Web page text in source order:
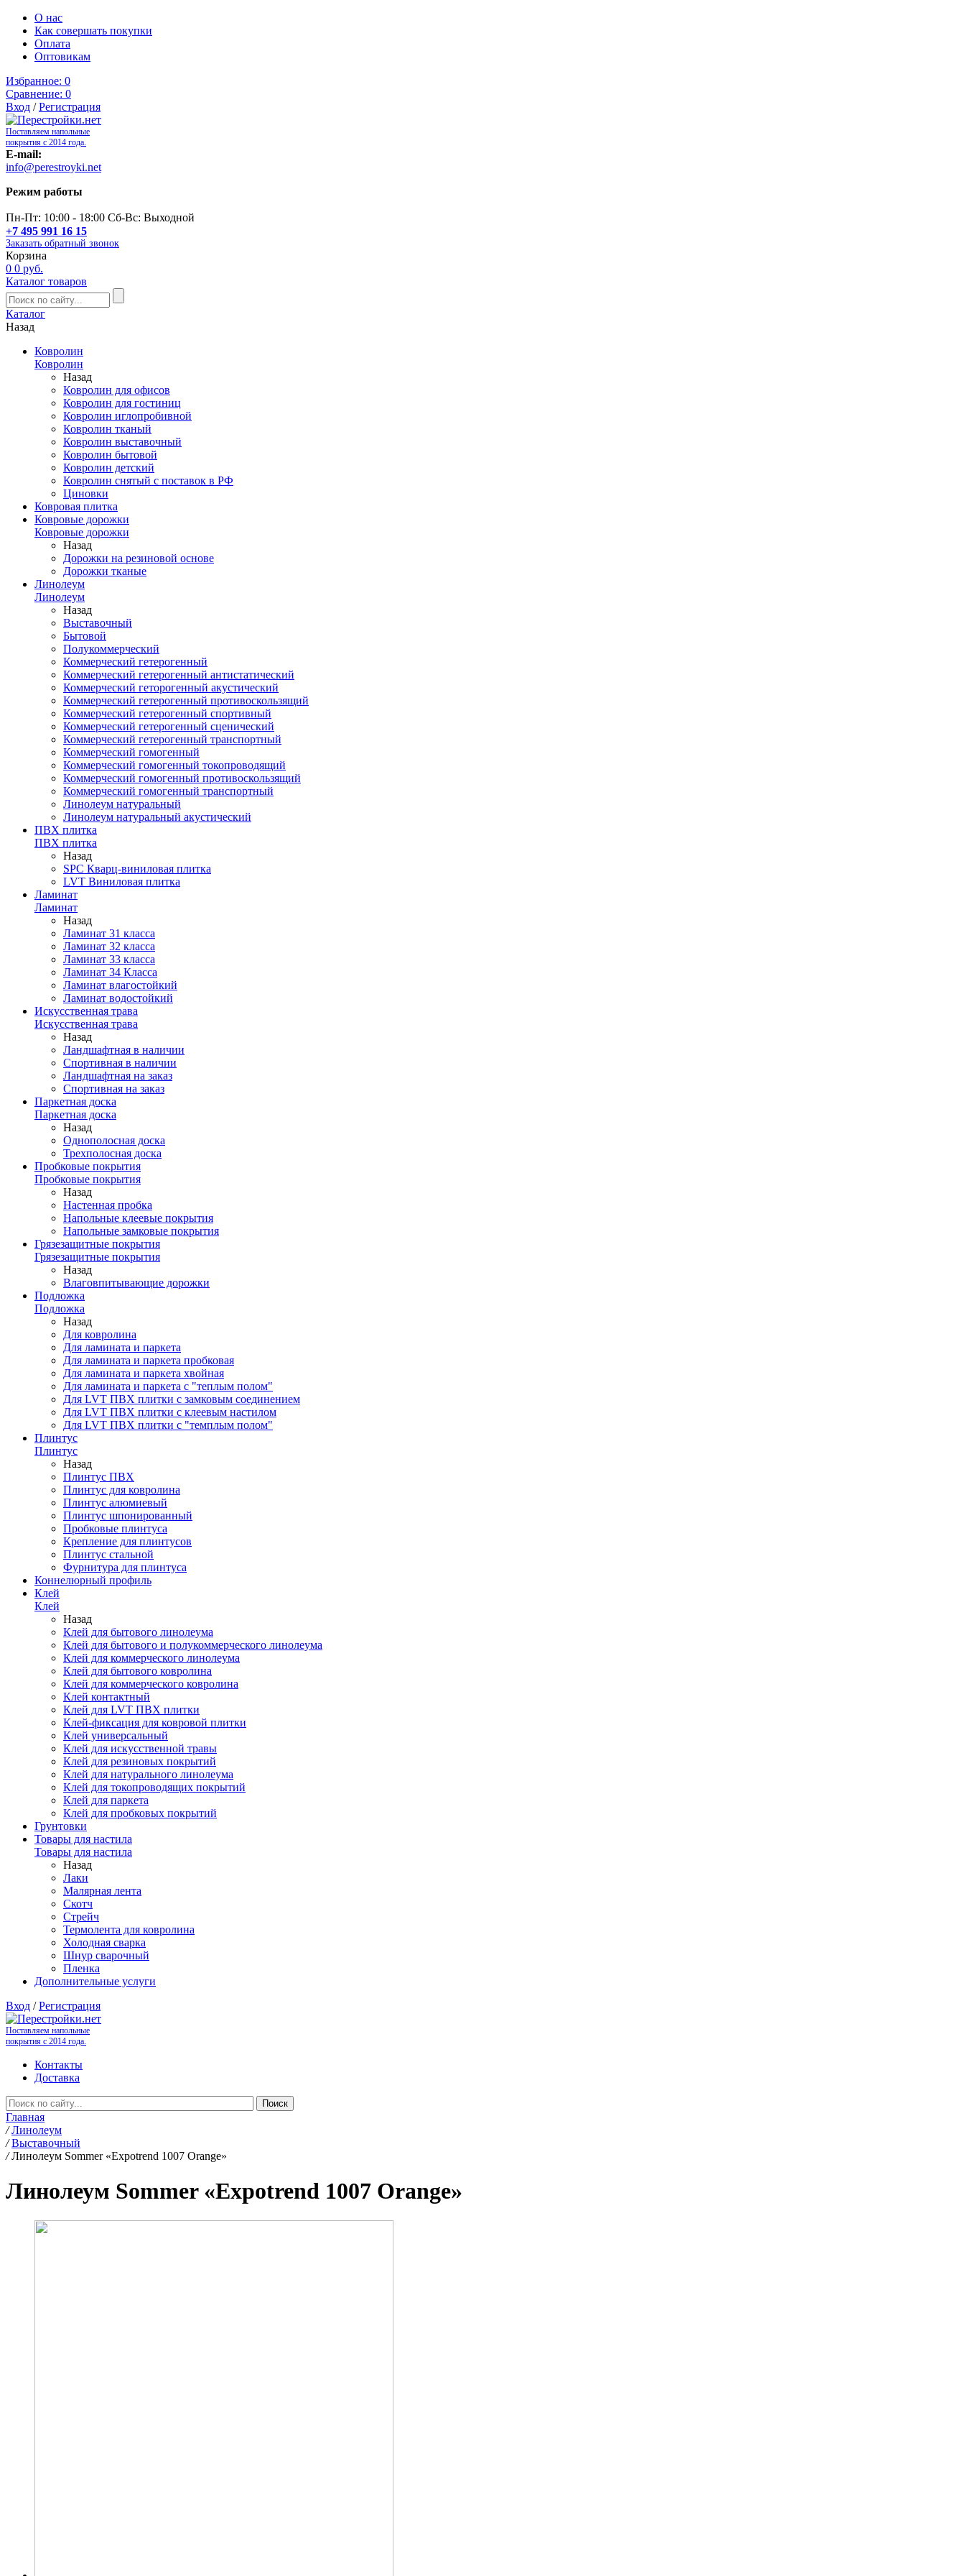
О нас
Как совершать покупки
Оплата
Оптовикам
Избранное: 0
Сравнение: 0
Вход /Регистрация
Поставляем напольные
покрытия с 2014 года.
E-mail:
info@perestroyki.net
Режим работы
Пн-Пт: 10:00 - 18:00 Сб-Вс: Выходной
+7 495 991 16 15
Заказать обратный звонок
Корзина
0 0 руб.
Каталог товаров
Каталог
Назад
Ковролин
Ковролин
Назад
Ковролин для офисов
Ковролин для гостиниц
Ковролин иглопробивной
Ковролин тканый
Ковролин выставочный
Ковролин бытовой
Ковролин детский
Ковролин снятый с поставок в РФ
Циновки
Ковровая плитка
Ковровые дорожки
Ковровые дорожки
Назад
Дорожки на резиновой основе
Дорожки тканые
Линолеум
Линолеум
Назад
Выставочный
Бытовой
Полукоммерческий
Коммерческий гетерогенный
Коммерческий гетерогенный антистатический
Коммерческий геторогенный акустический
Коммерческий гетерогенный противоскользящий
Коммерческий гетерогенный спортивный
Коммерческий гетерогенный сценический
Коммерческий гетерогенный транспортный
Коммерческий гомогенный
Коммерческий гомогенный токопроводящий
Коммерческий гомогенный противоскользящий
Коммерческий гомогенный транспортный
Линолеум натуральный
Линолеум натуральный акустический
ПВХ плитка
ПВХ плитка
Назад
SPC Кварц-виниловая плитка
LVT Виниловая плитка
Ламинат
Ламинат
Назад
Ламинат 31 класса
Ламинат 32 класса
Ламинат 33 класса
Ламинат 34 Класса
Ламинат влагостойкий
Ламинат водостойкий
Искусственная трава
Искусственная трава
Назад
Ландшафтная в наличии
Спортивная в наличии
Ландшафтная на заказ
Спортивная на заказ
Паркетная доска
Паркетная доска
Назад
Однополосная доска
Трехполосная доска
Пробковые покрытия
Пробковые покрытия
Назад
Настенная пробка
Напольные клеевые покрытия
Напольные замковые покрытия
Грязезащитные покрытия
Грязезащитные покрытия
Назад
Влаговпитывающие дорожки
Подложка
Подложка
Назад
Для ковролина
Для ламината и паркета
Для ламината и паркета пробковая
Для ламината и паркета хвойная
Для ламината и паркета с "теплым полом"
Для LVT ПВХ плитки с замковым соединением
Для LVT ПВХ плитки с клеевым настилом
Для LVT ПВХ плитки с "темплым полом"
Плинтус
Плинтус
Назад
Плинтус ПВХ
Плинтус для ковролина
Плинтус алюмиевый
Плинтус шпонированный
Пробковые плинтуса
Крепление для плинтусов
Плинтус стальной
Фурнитура для плинтуса
Коннелюрный профиль
Клей
Клей
Назад
Клей для бытового линолеума
Клей для бытового и полукоммерческого линолеума
Клей для коммерческого линолеума
Клей для бытового ковролина
Клей для коммерческого ковролина
Клей контактный
Клей для LVT ПВХ плитки
Клей-фиксация для ковровой плитки
Клей универсальный
Клей для искусственной травы
Клей для резиновых покрытий
Клей для натурального линолеума
Клей для токопроводящих покрытий
Клей для паркета
Клей для пробковых покрытий
Грунтовки
Товары для настила
Товары для настила
Назад
Лаки
Малярная лента
Скотч
Стрейч
Термолента для ковролина
Холодная сварка
Шнур сварочный
Пленка
Дополнительные услуги
Вход /Регистрация
Поставляем напольные
покрытия с 2014 года.
Контакты
Доставка
Главная
/ Линолеум
/ Выставочный
/ Линолеум Sommer «Expotrend 1007 Orange»
Линолеум Sommer «Expotrend 1007 Orange»